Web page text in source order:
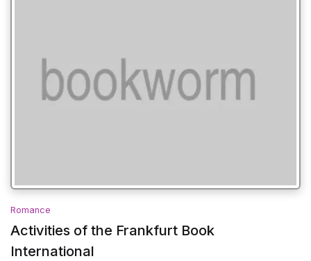
Romance
Activities of the Frankfurt Book
International